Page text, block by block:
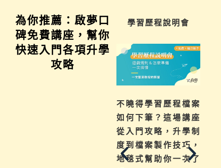
為你推薦：啟夢口
碑免費講座，幫你
快速入門各項升學
攻略
家長講座 學習歷程說明會
不曉得學習歷程檔案
如何下筆？這場講座
從入門攻略，升學制
度到檔案製作技巧，
地毯式幫助你一次了